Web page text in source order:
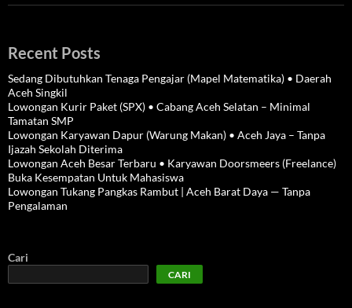
Recent Posts
Sedang Dibutuhkan Tenaga Pengajar (Mapel Matematika) • Daerah
Aceh Singkil
Lowongan Kurir Paket (SPX) • Cabang Aceh Selatan – Minimal
Tamatan SMP
Lowongan Karyawan Dapur (Warung Makan) • Aceh Jaya – Tanpa
Ijazah Sekolah Diterima
Lowongan Aceh Besar Terbaru • Karyawan Doorsmeers (Freelance)
Buka Kesempatan Untuk Mahasiswa
Lowongan Tukang Pangkas Rambut | Aceh Barat Daya — Tanpa
Pengalaman
Cari
CARI